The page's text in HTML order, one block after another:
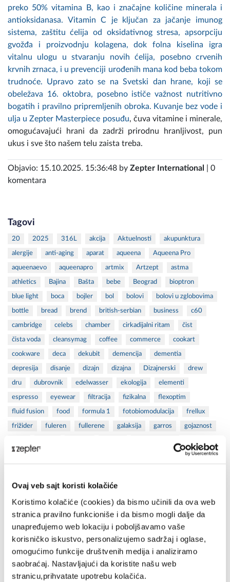
Ovaj veb sajt koristi kolačiće
Koristimo kolačiće (cookies) da bismo učinili da ova web
stranica pravilno funkcioniše i da bismo mogli dalje da
unapređujemo web lokaciju i poboljšavamo vaše
korisničko iskustvo, personalizujemo sadržaj i oglase,
omogućimo funkcije društvenih medija i analiziramo
saobraćaj. Nastavljajući da koristite našu web
stranicu,prihvatate upotrebu kolačića.
preko 50% vitamina B, kao i značajne količine minerala i
antioksidanasa. Vitamin C je ključan za jačanje imunog
sistema, zaštitu ćelija od oksidativnog stresa, apsorpciju
gvožđa i proizvodnju kolagena, dok folna kiselina igra
vitalnu ulogu u stvaranju novih ćelija, posebno crvenih
krvnih zrnaca, i u prevenciji urođenih mana kod beba tokom
trudnoće. Upravo zato se na Svetski dan hrane, koji se
obeležava 16. oktobra, posebno ističe važnost nutritivno
bogatih i pravilno pripremljenih obroka. Kuvanje bez vode i
ulja uZepter Masterpiece posuđu, čuva vitamine i minerale,
omogućavajući hrani da zadrži prirodnu hranljivost, pun
ukus i sve što našem telu zaista treba.
Objavio: 15.10.2025. 15:36:48 by Zepter International
| 0
komentara
Tagovi
20 2025 316L akcija Aktuelnosti akupunktura
alergije anti-aging aparat aqueena Aqueena Pro
aqueenaevo aqueenapro artmix Artzept astma
athletics Bajina Bašta bebe Beograd bioptron
blue light boca bojler bol bolovi bolovi u zglobovima
bottle bread brend british-serbian business c60
cambridge celebs chamber cirkadijalni ritam čist
čista voda cleansymag coffee commerce cookart
cookware deca dekubit demencija dementia
depresija disanje dizajn dizajna Dizajnerski drew
dru dubrovnik edelwasser ekologija elementi
espresso eyewear filtracija fizikalna flexoptim
fluid fusion food formula 1 fotobiomodulacija frellux
frižider fuleren fullerene galaksija garros gojaznost
hiperpolarizovana svetlost
hyperlight indukciona Industrijski
inspirisan International ishrana javnost
jubilej kafa kamenac kecmanovic kembridz ketler
kettler kitchen komunikacija koncentracija konkurs
kontaminati Kozmetika Kreativni krema za suncanje
kuvalo kuvanje la danza lečenje ledjima leto
Lonac